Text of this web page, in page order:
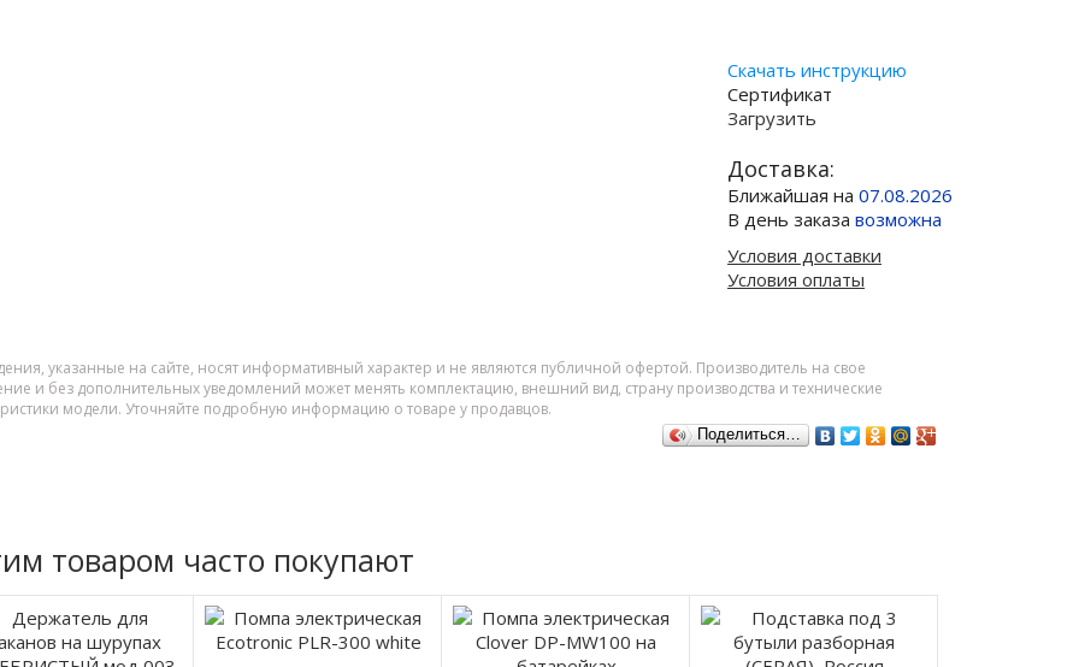
Скачать инструкцию
Сертификат
Загрузить
Доставка:
Ближайшая на 07.08.2026
В день заказа возможна
Условия доставки
Условия оплаты
указанные на сайте, носят информативный характер и не являются публичной офертой. Производитель на свое
и без дополнительных уведомлений может менять комплектацию, внешний вид, страну производства и технические
модели. Уточняйте подробную информацию о товаре у продавцов.
Поделиться…
товаром часто покупают